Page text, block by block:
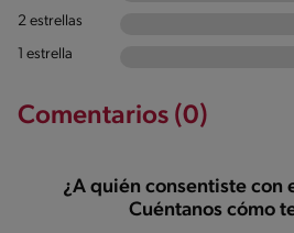
2 estrellas
1 estrella
Comentarios (0)
¿A quién consentiste con
Cuéntanos cómo